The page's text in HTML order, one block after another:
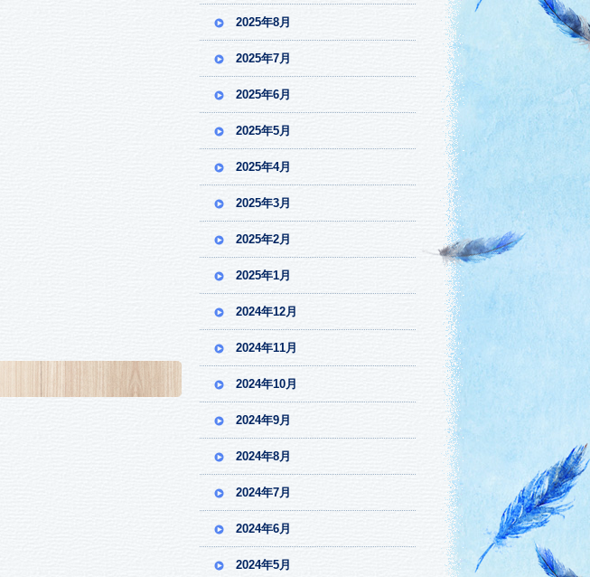
2025年8月
2025年7月
2025年6月
2025年5月
2025年4月
2025年3月
2025年2月
2025年1月
2024年12月
2024年11月
2024年10月
2024年9月
2024年8月
2024年7月
2024年6月
2024年5月